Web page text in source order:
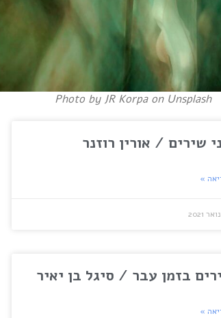
Photo by JR Korpa on Unsplash
שירים / אורין רוזנר
»
בזמן עבר / סיגל בן יאיר
»